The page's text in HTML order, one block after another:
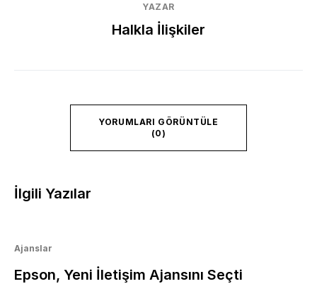
YAZAR
Halkla İlişkiler
YORUMLARI GÖRÜNTÜLE
(0)
İlgili Yazılar
Ajanslar
Epson, Yeni İletişim Ajansını Seçti